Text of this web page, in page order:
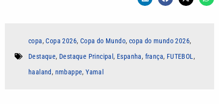
copa,Copa 2026, Copa do Mundo, copa do mundo 2026,
Destaque, Destaque Principal , Espanha, frança, FUTEBOL ,
haaland , nmbappe,Yamal